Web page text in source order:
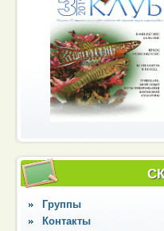
Группы
Контакты